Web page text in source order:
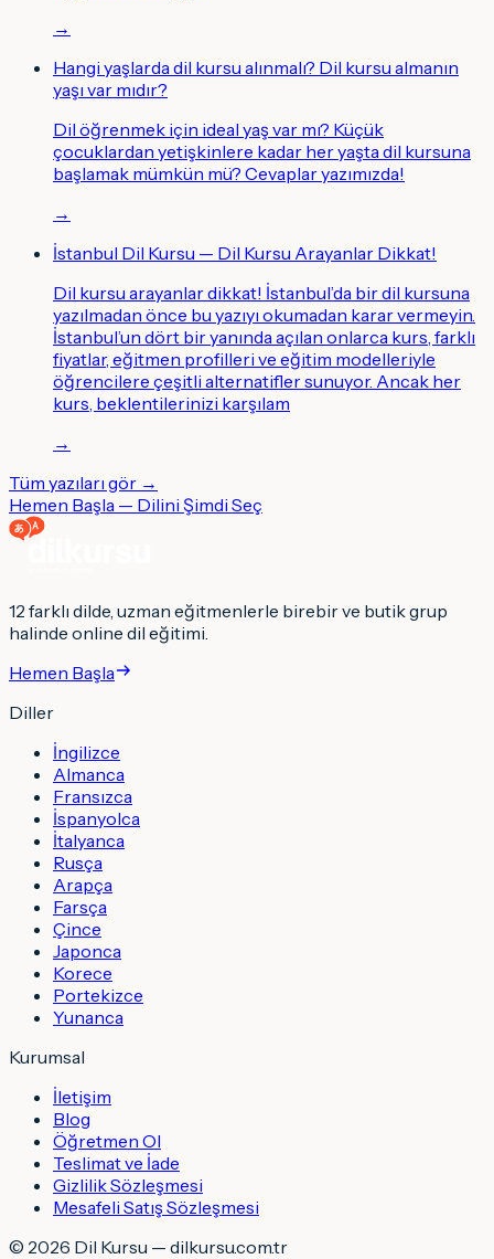
→
Hangi yaşlarda dil kursu alınmalı? Dil kursu almanın
yaşı var mıdır?
Dil öğrenmek için ideal yaş var mı? Küçük
çocuklardan yetişkinlere kadar her yaşta dil kursuna
başlamak mümkün mü? Cevaplar yazımızda!
→
İstanbul Dil Kursu — Dil Kursu Arayanlar Dikkat!
Dil kursu arayanlar dikkat! İstanbul’da bir dil kursuna
yazılmadan önce bu yazıyı okumadan karar vermeyin.
İstanbul’un dört bir yanında açılan onlarca kurs, farklı
fiyatlar, eğitmen profilleri ve eğitim modelleriyle
öğrencilere çeşitli alternatifler sunuyor. Ancak her
kurs, beklentilerinizi karşılam
→
Tüm yazıları gör →
Hemen Başla — Dilini Şimdi Seç
12 farklı dilde, uzman eğitmenlerle birebir ve butik grup
halinde online dil eğitimi.
Hemen Başla
Diller
İngilizce
Almanca
Fransızca
İspanyolca
İtalyanca
Rusça
Arapça
Farsça
Çince
Japonca
Korece
Portekizce
Yunanca
Kurumsal
İletişim
Blog
Öğretmen Ol
Teslimat ve İade
Gizlilik Sözleşmesi
Mesafeli Satış Sözleşmesi
© 2026 Dil Kursu — dilkursu.com.tr